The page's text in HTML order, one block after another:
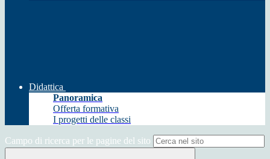
Didattica
Panoramica
Offerta formativa
I progetti delle classi
Campo di ricerca per le pagine del sito